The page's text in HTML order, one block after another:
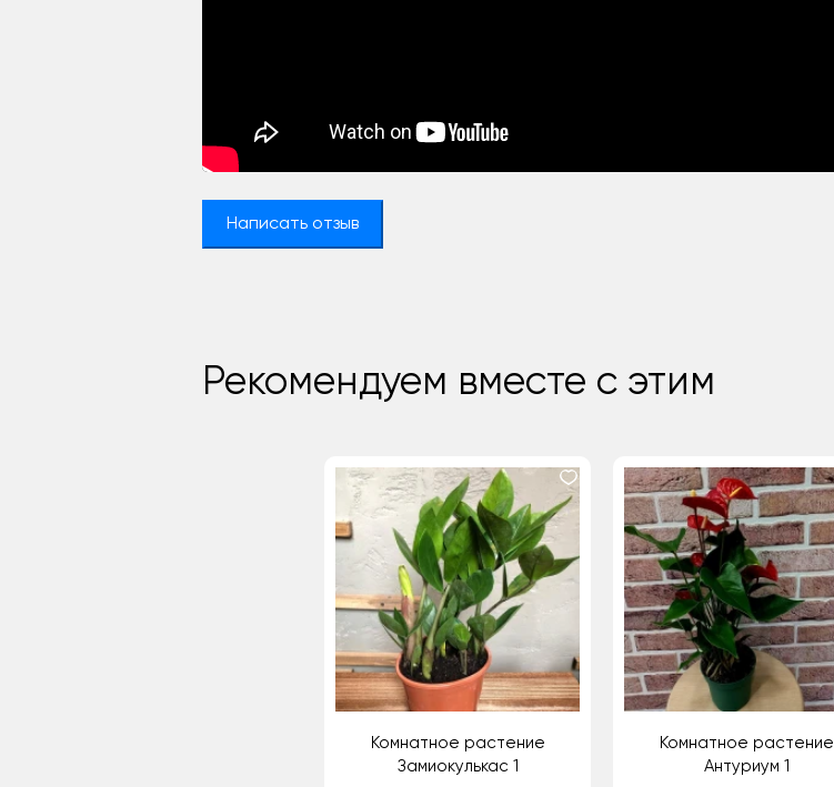
Написать отзыв
Рекомендуем вместе с этим
Комнатное растение
Замиокулькас 1
Комнатное растение
Антуриум 1